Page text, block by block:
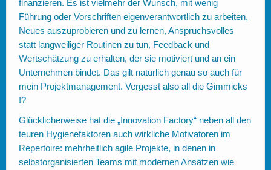
finanzieren. Es ist vielmehr der Wunsch, mit wenig
Führung oder Vorschriften eigenverantwortlich zu arbeiten,
Neues auszuprobieren und zu lernen, Anspruchsvolles
statt langweiliger Routinen zu tun, Feedback und
Wertschätzung zu erhalten, der sie motiviert und an ein
Unternehmen bindet. Das gilt natürlich genau so auch für
mein Projektmanagement. Vergesst also all die Gimmicks
!?
Glücklicherweise hat die „Innovation Factory“ neben all den
teuren Hygienefaktoren auch wirkliche Motivatoren im
Repertoire: mehrheitlich agile Projekte, in denen in
selbstorganisierten Teams mit modernen Ansätzen wie